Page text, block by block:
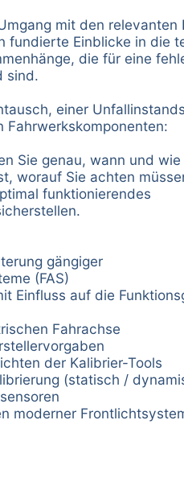
mit den relevanten
fundierte Einblicke in die
die für eine
sind.
einer
Sie genau, wann und wie
worauf Sie achten
funktionierendes
gängiger
(FAS)
Einfluss auf die
Fahrachse
der Kalibrier-Tools
(statisch /
moderner